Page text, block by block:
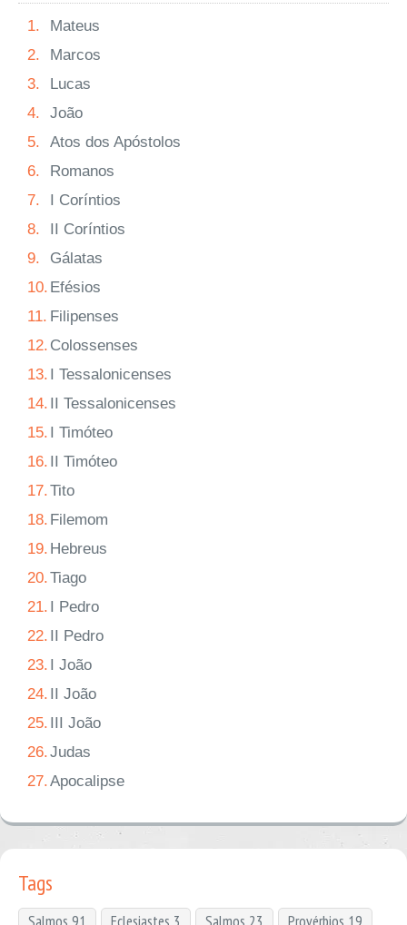
1.
Mateus
2.
Marcos
3.
Lucas
4.
João
5.
Atos dos Apóstolos
6.
Romanos
7.
I Coríntios
8.
II Coríntios
9.
Gálatas
10. Efésios
11. Filipenses
12. Colossenses
13. I Tessalonicenses
14. II Tessalonicenses
15. I Timóteo
16. II Timóteo
17.Tito
18. Filemom
19. Hebreus
20.Tiago
21. I Pedro
22. II Pedro
23. I João
24. II João
25. III João
26.Judas
27.Apocalipse
Tags